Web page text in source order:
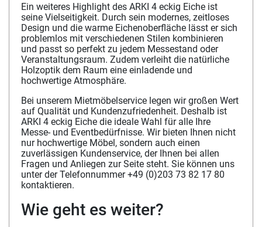
Ein weiteres Highlight des ARKI 4 eckig Eiche ist
seine Vielseitigkeit. Durch sein modernes, zeitloses
Design und die warme Eichenoberfläche lässt er sich
problemlos mit verschiedenen Stilen kombinieren
und passt so perfekt zu jedem Messestand oder
Veranstaltungsraum. Zudem verleiht die natürliche
Holzoptik dem Raum eine einladende und
hochwertige Atmosphäre.
Bei unserem Mietmöbelservice legen wir großen Wert
auf Qualität und Kundenzufriedenheit. Deshalb ist
ARKI 4 eckig Eiche die ideale Wahl für alle Ihre
Messe- und Eventbedürfnisse. Wir bieten Ihnen nicht
nur hochwertige Möbel, sondern auch einen
zuverlässigen Kundenservice, der Ihnen bei allen
Fragen und Anliegen zur Seite steht. Sie können uns
unter der Telefonnummer +49 (0)203 73 82 17 80
kontaktieren.
Wie geht es weiter?